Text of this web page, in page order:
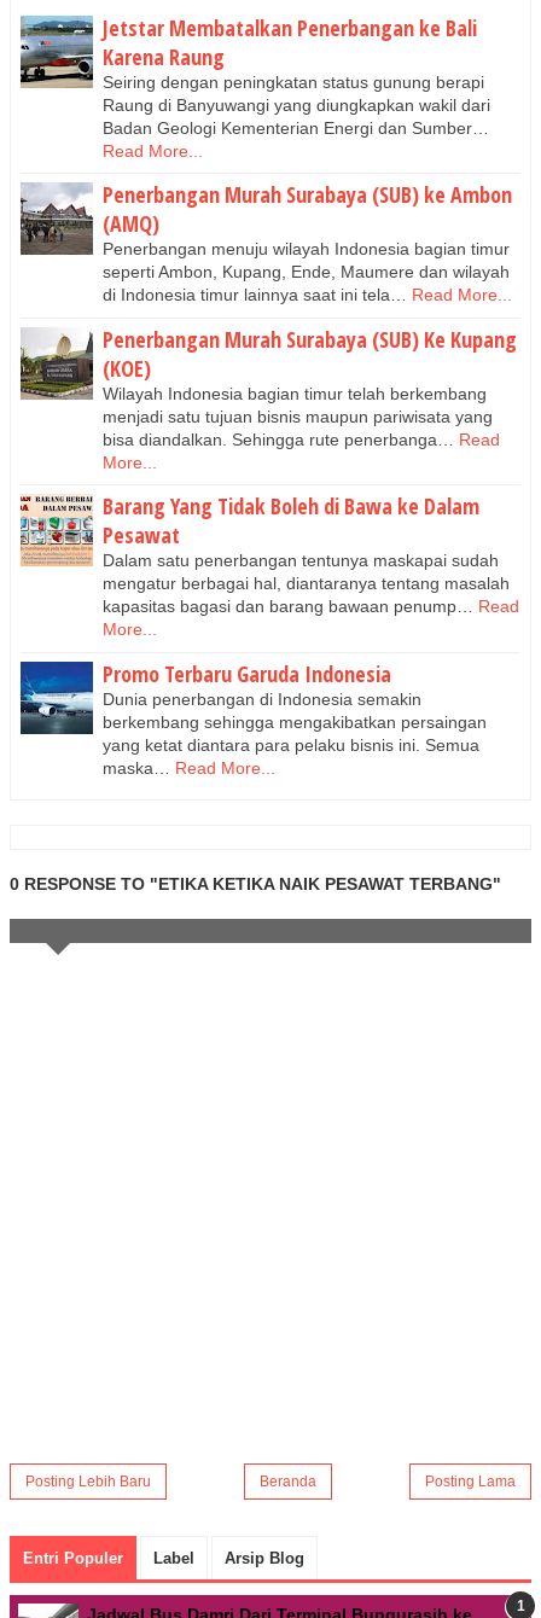
Jetstar Membatalkan Penerbangan ke Bali
Karena Raung
Seiring dengan peningkatan status gunung berapi
Raung di Banyuwangi yang diungkapkan wakil dari
Badan Geologi Kementerian Energi dan Sumber…
Read More...
Penerbangan Murah Surabaya (SUB) ke Ambon
(AMQ)
Penerbangan menuju wilayah Indonesia bagian timur
seperti Ambon, Kupang, Ende, Maumere dan wilayah
di Indonesia timur lainnya saat ini tela…
Read More...
Penerbangan Murah Surabaya (SUB) Ke Kupang
(KOE)
Wilayah Indonesia bagian timur telah berkembang
menjadi satu tujuan bisnis maupun pariwisata yang
bisa diandalkan. Sehingga rute penerbanga…
Read
More...
Barang Yang Tidak Boleh di Bawa ke Dalam
Pesawat
Dalam satu penerbangan tentunya maskapai sudah
mengatur berbagai hal, diantaranya tentang masalah
kapasitas bagasi dan barang bawaan penump…
Read
More...
Promo Terbaru Garuda Indonesia
Dunia penerbangan di Indonesia semakin
berkembang sehingga mengakibatkan persaingan
yang ketat diantara para pelaku bisnis ini. Semua
maska…
Read More...
0 RESPONSE TO "ETIKA KETIKA NAIK PESAWAT TERBANG"
Posting Lebih Baru Posting Lama
Beranda
Entri Populer Label Arsip Blog